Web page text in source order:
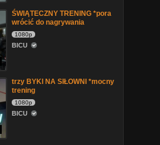
ŚWIĄTECZNY TRENING *pora
wrócić do nagrywania
1080p
BICU
trzy BYKI NA SIŁOWNI *mocny
trening
1080p
BICU